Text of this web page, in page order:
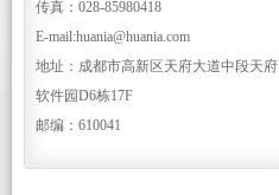
传真：028-85980418
E-mail:huania@huania.com
地址：成都市高新区天府大道中段天府
软件园D6栋17F
邮编：610041